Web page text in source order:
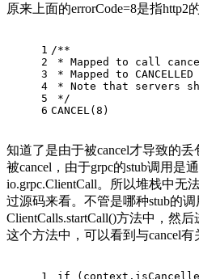
原来上面的errorCode=8是指http2
1
2
3
4
5
6
/**
* Mapped to call
* Mapped to
* Note that servers
*/
CANCEL( 8 )
知道了是由于被cancel才导致的
被cancel，由于grpc的stub调用是
io.grpc.ClientCall。所以堆栈中无
过源码来看。不管是哪种stub的
ClientCalls.startCall()方法中，然
这个方法中，可以看到与cancel有
1 if